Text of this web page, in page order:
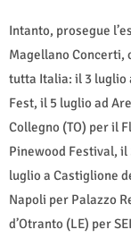
Intanto, prosegue
Magellano Concerti,
tutta Italia: il 3 luglio
Fest, il 5 luglio ad
Collegno (TO) per il
Pinewood Festival,
luglio a Castiglione
Napoli per Palazzo
d’Otranto (LE) per